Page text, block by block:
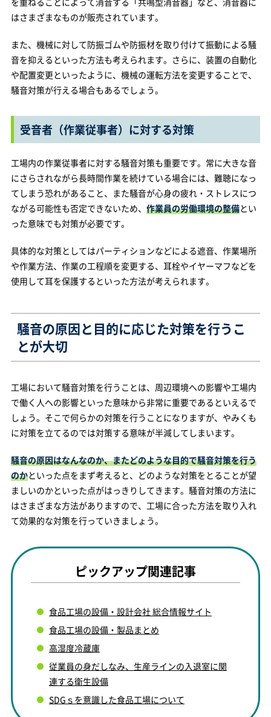
はさまざまなものが販売されています。
また、機械に対して防振ゴムや防振材を取り付けて振動による騒
音を抑えるといった方法も考えられます。さらに、装置の自動化
や配置変更といったように、機械の運転方法を変更することで、
騒音対策が行える場合もあるでしょう。
受音者（作業従事者）に対する対策
工場内の作業従事者に対する騒音対策も重要です。常に大きな音
にさらされながら長時間作業を続けている場合には、難聴になっ
てしまう恐れがあること、また騒音が心身の疲れ・ストレスにつ
ながる可能性も否定できないため、 作業員の労働環境の整備とい
った意味でも対策が必要です。
具体的な対策としてはパーティションなどによる遮音、作業場所
や作業方法、作業の工程順を変更する、耳栓やイヤーマフなどを
使用して耳を保護するといった方法が考えられます。
騒音の原因と目的に応じた対策を行うこ
とが大切
工場において騒音対策を行うことは、周辺環境への影響や工場内
で働く人への影響といった意味から非常に重要であるといえるで
しょう。そこで何らかの対策を行うことになりますが、やみくも
に対策を立てるのでは対策する意味が半減してしまいます。
騒音の原因はなんなのか、またどのような目的で騒音対策を行う
のかといった点をまず考えると、どのような対策をとることが望
ましいのかといった点がはっきりしてきます。騒音対策の方法に
はさまざまな方法がありますので、工場に合った方法を取り入れ
て効果的な対策を行っていきましょう。
ピックアップ関連記事
食品工場の設備・設計会社 総合情報サイト
食品工場の設備・製品まとめ
高湿度冷蔵庫
従業員の身だしなみ、生産ラインの入退室に関
連する衛生設備
SDGｓを意識した食品工場について